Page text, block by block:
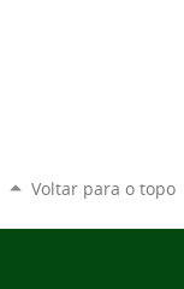
Voltar para o topo